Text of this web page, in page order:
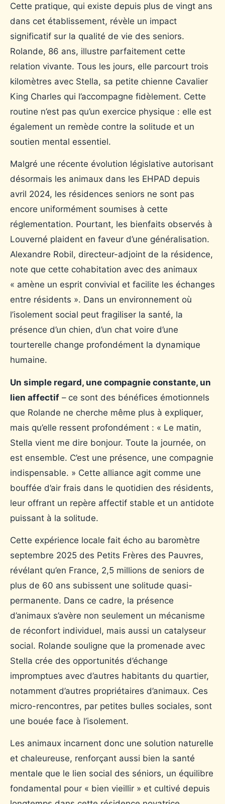
Cette pratique, qui existe depuis plus de vingt ans
dans cet établissement, révèle un impact
significatif sur la qualité de vie des seniors.
Rolande, 86 ans, illustre parfaitement cette
relation vivante. Tous les jours, elle parcourt trois
kilomètres avec Stella, sa petite chienne Cavalier
King Charles qui l’accompagne fidèlement. Cette
routine n’est pas qu’un exercice physique : elle est
également un remède contre la solitude et un
soutien mental essentiel.
Malgré une récente évolution législative autorisant
désormais les animaux dans les EHPAD depuis
avril 2024, les résidences seniors ne sont pas
encore uniformément soumises à cette
réglementation. Pourtant, les bienfaits observés à
Louverné plaident en faveur d’une généralisation.
Alexandre Robil, directeur-adjoint de la résidence,
note que cette cohabitation avec des animaux
« amène un esprit convivial et facilite les échanges
entre résidents ». Dans un environnement où
l’isolement social peut fragiliser la santé, la
présence d’un chien, d’un chat voire d’une
tourterelle change profondément la dynamique
humaine.
Un simple regard, une compagnie constante, un
lien affectif – ce sont des bénéfices émotionnels
que Rolande ne cherche même plus à expliquer,
mais qu’elle ressent profondément : « Le matin,
Stella vient me dire bonjour. Toute la journée, on
est ensemble. C’est une présence, une compagnie
indispensable. » Cette alliance agit comme une
bouffée d’air frais dans le quotidien des résidents,
leur offrant un repère affectif stable et un antidote
puissant à la solitude.
Cette expérience locale fait écho au baromètre
septembre 2025 des Petits Frères des Pauvres,
révélant qu’en France, 2,5 millions de seniors de
plus de 60 ans subissent une solitude quasi-
permanente. Dans ce cadre, la présence
d’animaux s’avère non seulement un mécanisme
de réconfort individuel, mais aussi un catalyseur
social. Rolande souligne que la promenade avec
Stella crée des opportunités d’échange
impromptues avec d’autres habitants du quartier,
notamment d’autres propriétaires d’animaux. Ces
micro-rencontres, par petites bulles sociales, sont
une bouée face à l’isolement.
Les animaux incarnent donc une solution naturelle
et chaleureuse, renforçant aussi bien la santé
mentale que le lien social des séniors, un équilibre
fondamental pour « bien vieillir » et cultivé depuis